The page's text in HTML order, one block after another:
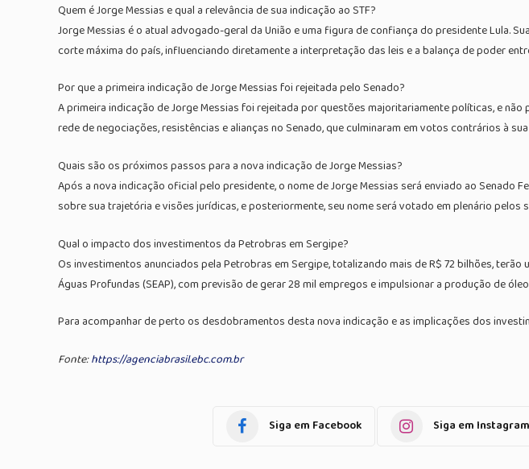
Quem é Jorge Messias e qual a relevância de sua indicação ao STF?
Jorge Messias é o atual advogado-geral da União e uma figura de confiança do presidente Lula.
corte máxima do país, influenciando diretamente a interpretação das leis e a balança de poder
Por que a primeira indicação de Jorge Messias foi rejeitada pelo Senado?
A primeira indicação de Jorge Messias foi rejeitada por questões majoritariamente políticas, e
rede de negociações, resistências e alianças no Senado, que culminaram em votos contrários à
Quais são os próximos passos para a nova indicação de Jorge Messias?
Após a nova indicação oficial pelo presidente, o nome de Jorge Messias será enviado ao Senado
sobre sua trajetória e visões jurídicas, e posteriormente, seu nome será votado em plenário
Qual o impacto dos investimentos da Petrobras em Sergipe?
Os investimentos anunciados pela Petrobras em Sergipe, totalizando mais de R$ 72 bilhões,
Águas Profundas (SEAP), com previsão de gerar 28 mil empregos e impulsionar a produção de
Para acompanhar de perto os desdobramentos desta nova indicação e as implicações dos
Fonte:https://agenciabrasil.ebc.com.br
Siga em Facebook Siga em Instagram